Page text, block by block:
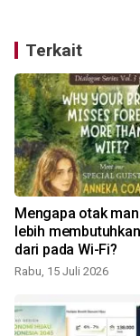
Terkait
Mengapa otak
lebih
dari pada Wi-Fi?
Rabu, 15 Juli 2026